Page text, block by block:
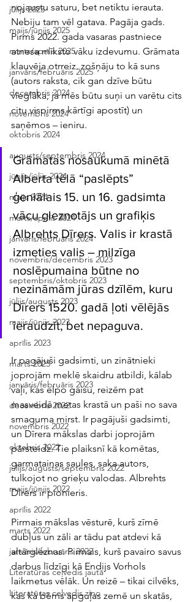
jūlijs 2025
maijs/jūnijs 2025
marts/aprīlis 2025
janvāris/februāris 2025
decembris 2024
novembris 2024
oktobris 2024
augusts/septembris 2024
jūnijs/jūlijs 2024
maijs 2024
marts/aprīlis 2024
janvāris/februāris 2024
novembris/decembris 2023
septembris/oktobris 2023
jūlijs/augusts 2023
maijs/jūnijs 2023
aprīlis 2023
marts 2023
janvāris/februāris 2023
decembris 2022
novembris 2022
oktobris 2022
jūlijs/augusts/septembris 2022
maijs/jūnijs 2022
aprīlis 2022
marts 2022
janvāris/februāris 2022
Literatūras ceļvedis jautā
Literatūras ceļvedis ziņo
nojaustu saturu, bet netiktu ierauta.
Nebiju tam vēl gatava. Pagāja gads.
Pirms 2022. gada vasaras pastniece
atnesa mīksto vāku izdevumu. Grāmata
klauvēja otrreiz. zošņāju to kā suns
(autors raksta, cik gan dzīve būtu
vieglāka, ja mēs būtu suņi un varētu cits
citu vispirms kārtīgi apostīt) un
saņēmos – ieniru.
Grāmatas nosaukumā minētā
Alberta tēlā “paslēpts”
ģeniālais 15. un 16. gadsimta
vācu gleznotājs un grafiķis
Albrehts Dīrers. Valis ir krastā
izmeties valis – milzīga
noslēpumaina būtne no
nezināmām jūras dzīlēm, kuru
Dīrers 1520. gadā ļoti vēlējās
ieraudzīt, bet nepaguva.
Ir pagājuši gadsimti, un zinātnieki
joprojām meklē skaidru atbildi, kālab
vaļi, kas elpo gaisu, reizēm pat
masveidā metas krastā un paši no sava
smaguma mirst. Ir pagājuši gadsimti,
un Dīrera mākslas darbi joprojām
pārsteidz. Tie plaiksnī kā komētas,
garmatainas saules, saka autors,
tulkojot no grieķu valodas. Albrehts
Dīrers ir pionieris.
Pirmais mākslas vēsturē, kurš zīmē
dubļus un zāli ar tādu pat atdevi kā
altārgleznas. Pirmais, kurš pavairo savus
darbus līdzīgi kā Endijs Vorhols
laikmetus vēlāk. Un reizē – tikai cilvēks,
kas kā bērns apguļas zemē un skatās,